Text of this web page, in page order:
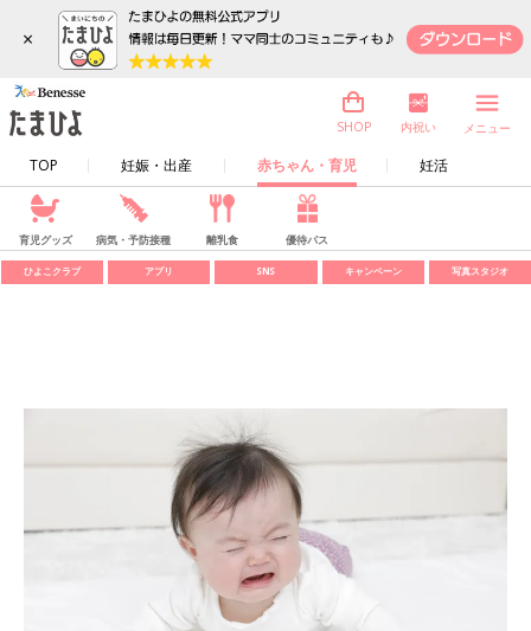
×
TOP 妊娠・出産 赤ちゃん・育児 妊活
SHOP 内祝い メニュー
育児グッズ 病気・予防接種 離乳食 優待パス
ひよこクラブ アプリ SNS キャンペーン 写真スタジオ